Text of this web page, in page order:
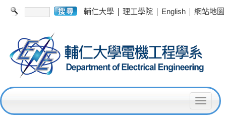
輔仁大學 | 理工學院 | English | 網站地圖
T